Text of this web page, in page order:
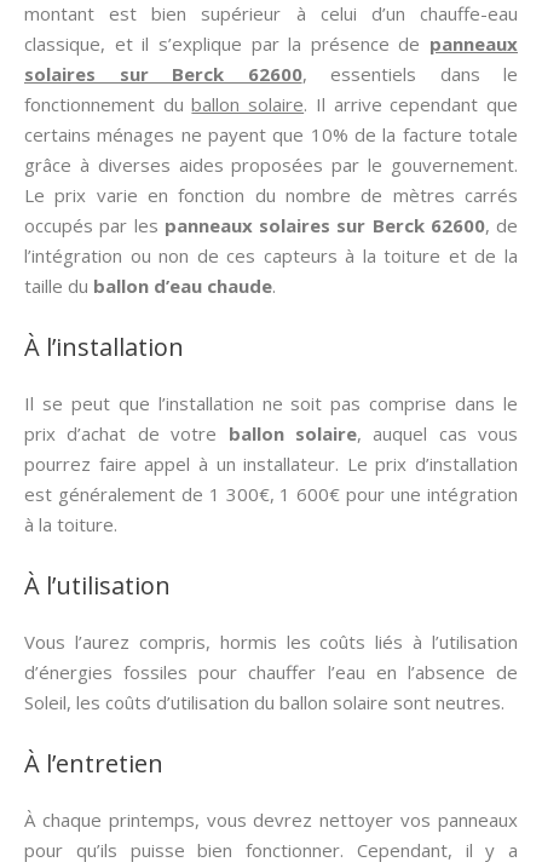
montant est bien supérieur à celui d’un chauffe-eau
classique, et il s’explique par la présence de panneaux
solaires sur Berck 62600, essentiels dans le
fonctionnement duballon solaire. Il arrive cependant que
certains ménages ne payent que 10% de la facture totale
grâce à diverses aides proposées par le gouvernement.
Le prix varie en fonction du nombre de mètres carrés
occupés par les panneaux solaires sur Berck 62600, de
l’intégration ou non de ces capteurs à la toiture et de la
taille du ballon d’eau chaude.
À l’installation
Il se peut que l’installation ne soit pas comprise dans le
prix d’achat de votre ballon solaire, auquel cas vous
pourrez faire appel à un installateur. Le prix d’installation
est généralement de 1 300€, 1 600€ pour une intégration
à la toiture.
À l’utilisation
Vous l’aurez compris, hormis les coûts liés à l’utilisation
d’énergies fossiles pour chauffer l’eau en l’absence de
Soleil, les coûts d’utilisation du ballon solaire sont neutres.
À l’entretien
À chaque printemps, vous devrez nettoyer vos panneaux
pour qu’ils puisse bien fonctionner. Cependant, il y a